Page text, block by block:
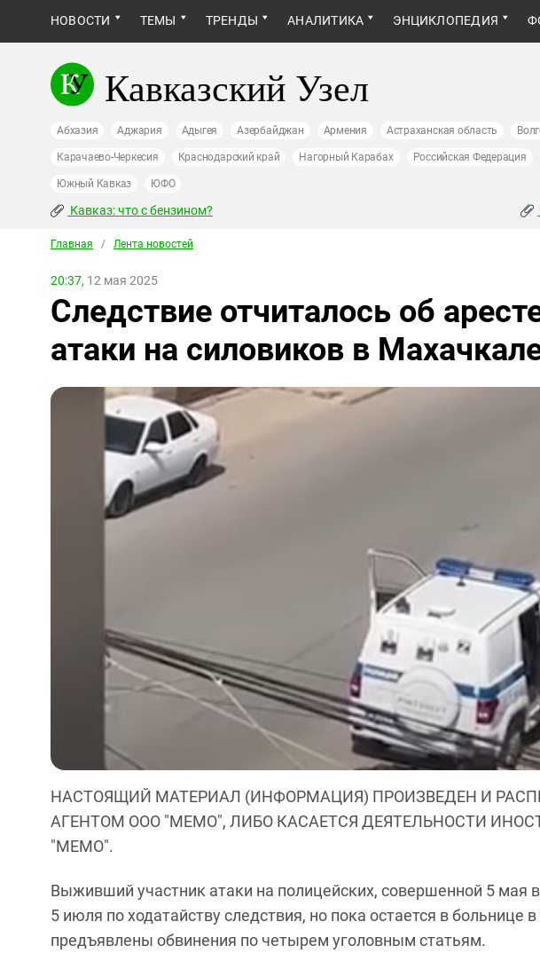
НОВОСТИ ТЕМЫ ТРЕНДЫ АНАЛИТИКА ЭНЦИКЛОПЕДИЯ
Кавказский Узел
Абхазия Аджария Адыгея Азербайджан Армения Астраханская область
Карачаево-Черкесия Краснодарский край Нагорный Карабах Российская Федерация
Южный Кавказ ЮФО
Кавказ: что с бензином?
Главная / Лента новостей
20:37, 12 мая 2025
Следствие отчиталось об
атаки на силовиков в
НАСТОЯЩИЙ МАТЕРИАЛ (ИНФОРМАЦИЯ) ПРОИЗВЕДЕН И
АГЕНТОМ ООО "МЕМО", ЛИБО КАСАЕТСЯ ДЕЯТЕЛЬНОСТИ
"МЕМО".
Выживший участник атаки на полицейских, совершенной 5 мая
5 июля по ходатайству следствия, но пока остается в больнице
предъявлены обвинения по четырем уголовным статьям.